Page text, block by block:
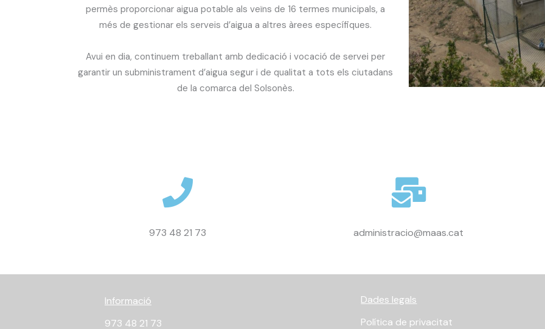
permès proporcionar aigua potable als veïns de 16 termes municipals, a
més de gestionar els serveis d’aigua a altres àrees específiques.
Avui en dia, continuem treballant amb dedicació i vocació de servei per
garantir un subministrament d’aigua segur i de qualitat a tots els ciutadans
de la comarca del Solsonès.
973 48 21 73 administracio@maas.cat
Informació
973 48 21 73
Dades legals
Política de privacitat